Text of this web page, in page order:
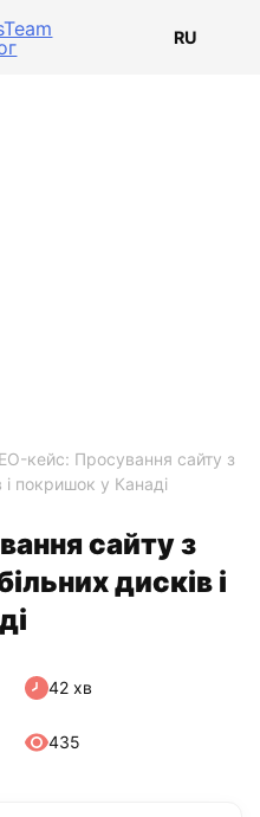
RU
кейс: Просування сайту з
покришок у Канаді
сайту з
дисків і
42 хв
435